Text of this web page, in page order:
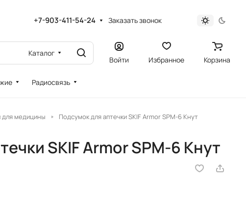
+7-903-411-54-24 Заказать звонок
Каталог
Войти Избранное Корзина
Радиосвязь
для медицины Подсумок для аптечки SKIF Armor SPM-6 Кнут
SKIF Armor SPM-6 Кнут